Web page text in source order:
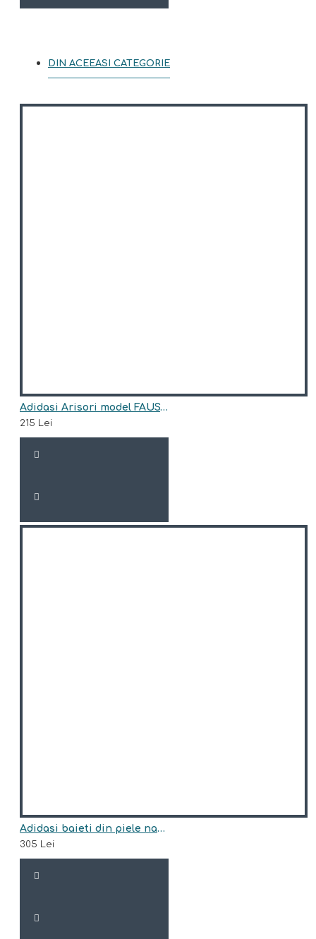
DIN ACEEASI CATEGORIE
Adidasi Arisori model FAUSTO
215 Lei
Adidasi baieti din piele naturala model HARRIS
305 Lei